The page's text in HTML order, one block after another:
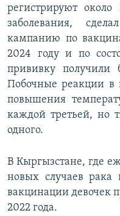
регистрируют
заболевания,
кампанию по
2024 году и по
прививку получили
Побочные реакции в
повышения
каждой третьей, но
одного.
В Кыргызстане, где
новых случаев
вакцинации девочек
2022 года.